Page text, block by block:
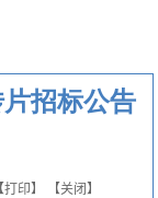
招标公告
打印】 【关闭】